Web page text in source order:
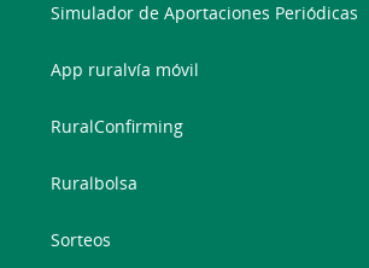
Simulador de Aportaciones Periódicas
App ruralvía móvil
RuralConfirming
Ruralbolsa
Sorteos